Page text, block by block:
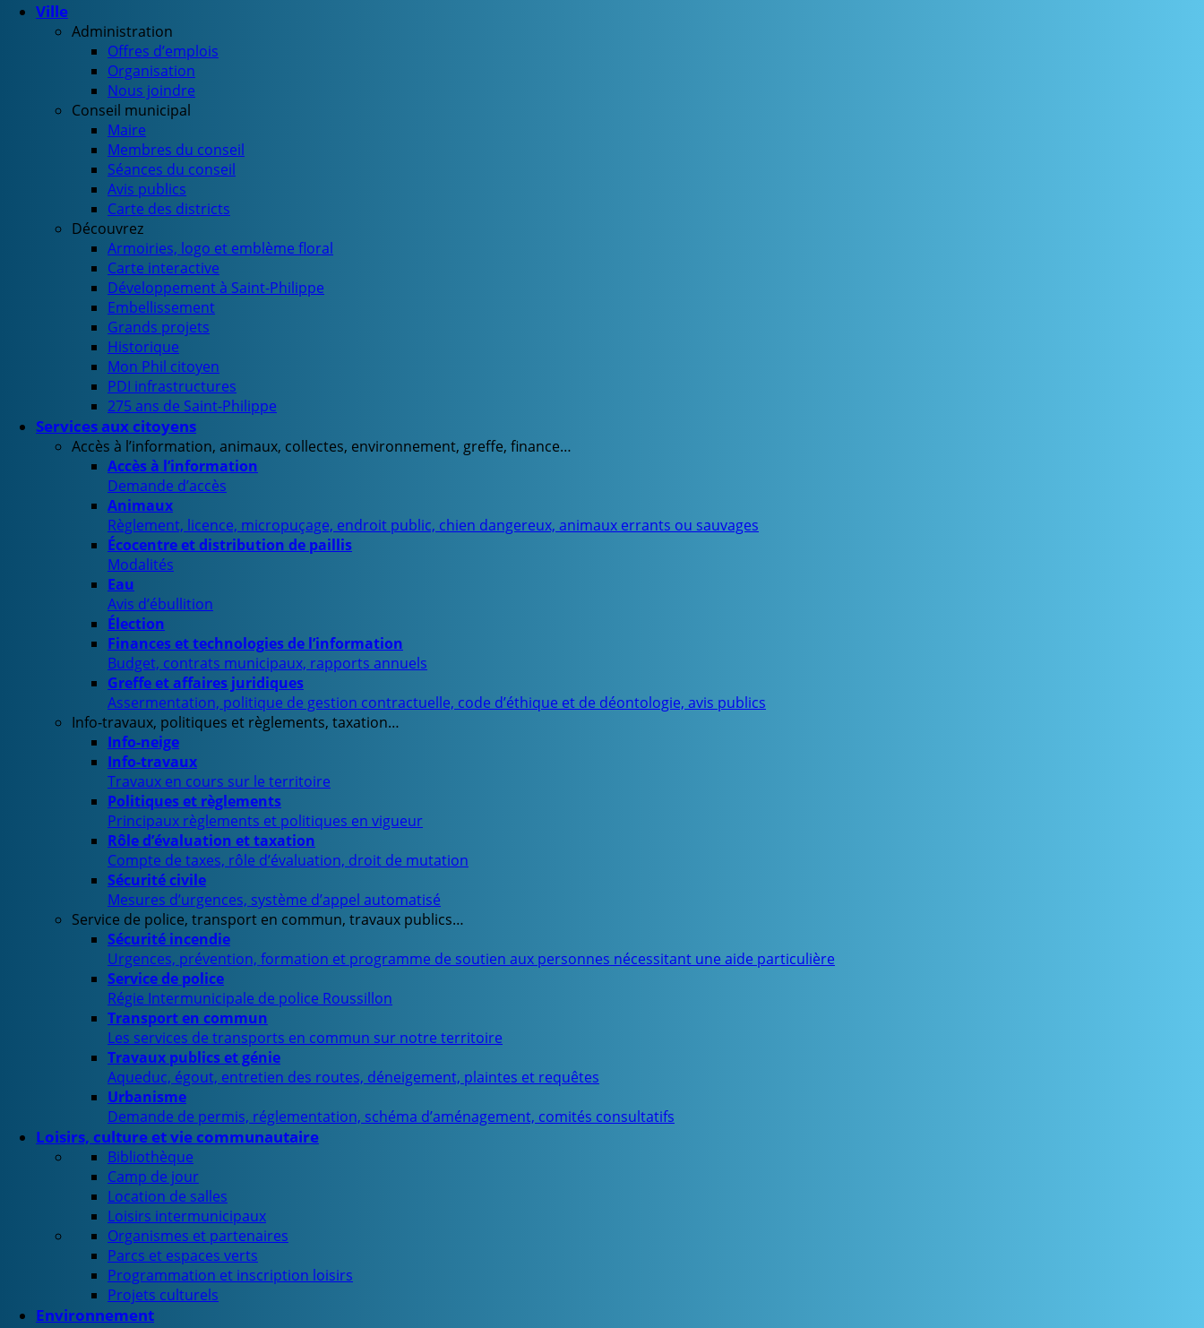
Ville
Administration
Offres d’emplois
Organisation
Nous joindre
Conseil municipal
Maire
Membres du conseil
Séances du conseil
Avis publics
Carte des districts
Découvrez
Armoiries, logo et emblème floral
Carte interactive
Développement à Saint-Philippe
Embellissement
Grands projets
Historique
Mon Phil citoyen
PDI infrastructures
275 ans de Saint-Philippe
Services aux citoyens
Accès à l’information, animaux, collectes, environnement, greffe, finance…
Accès à l’information
Demande d’accès
Animaux
Règlement, licence, micropuçage, endroit public, chien dangereux, animaux errants ou sauvages
Écocentre et distribution de paillis
Modalités
Eau
Avis d’ébullition
Élection
Finances et technologies de l’information
Budget, contrats municipaux, rapports annuels
Greffe et affaires juridiques
Assermentation, politique de gestion contractuelle, code d’éthique et de déontologie, avis publics
Info-travaux, politiques et règlements, taxation…
Info-neige
Info-travaux
Travaux en cours sur le territoire
Politiques et règlements
Principaux règlements et politiques en vigueur
Rôle d’évaluation et taxation
Compte de taxes, rôle d’évaluation, droit de mutation
Sécurité civile
Mesures d’urgences, système d’appel automatisé
Service de police, transport en commun, travaux publics…
Sécurité incendie
Urgences, prévention, formation et programme de soutien aux personnes nécessitant une aide particulière
Service de police
Régie Intermunicipale de police Roussillon
Transport en commun
Les services de transports en commun sur notre territoire
Travaux publics et génie
Aqueduc, égout, entretien des routes, déneigement, plaintes et requêtes
Urbanisme
Demande de permis, réglementation, schéma d’aménagement, comités consultatifs
Loisirs, culture et vie communautaire
Bibliothèque
Camp de jour
Location de salles
Loisirs intermunicipaux
Organismes et partenaires
Parcs et espaces verts
Programmation et inscription loisirs
Projets culturels
Environnement